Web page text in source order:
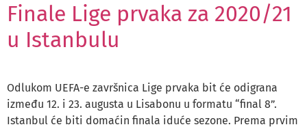
Finale Lige prvaka za 2020/21
u Istanbulu
Odlukom UEFA-e završnica Lige prvaka bit će odigrana
između 12. i 23. augusta u Lisabonu u formatu “final 8”.
Istanbul će biti domaćin finala iduće sezone. Prema prvim